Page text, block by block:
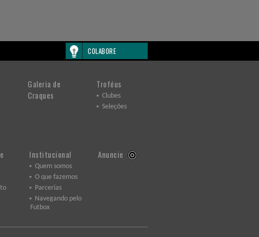
COLABORE
Galeria de
Craques
Troféus
Clubes
Seleções
Institucional
Quem somos
O que fazemos
Parcerias
Navegando pelo
Futbox
Anuncie